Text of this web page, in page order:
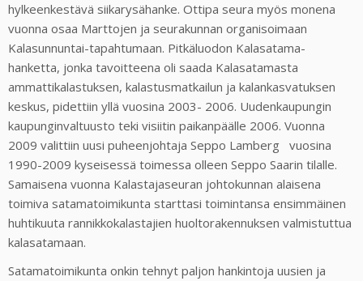
hylkeenkestävä siikarysähanke. Ottipa seura myös monena
vuonna osaa Marttojen ja seurakunnan organisoimaan
Kalasunnuntai-tapahtumaan. Pitkäluodon Kalasatama-
hanketta, jonka tavoitteena oli saada Kalasatamasta
ammattikalastuksen, kalastusmatkailun ja kalankasvatuksen
keskus, pidettiin yllä vuosina 2003- 2006. Uudenkaupungin
kaupunginvaltuusto teki visiitin paikanpäälle 2006. Vuonna
2009 valittiin uusi puheenjohtaja Seppo Lamberg vuosina
1990-2009 kyseisessä toimessa olleen Seppo Saarin tilalle.
Samaisena vuonna Kalastajaseuran johtokunnan alaisena
toimiva satamatoimikunta starttasi toimintansa ensimmäinen
huhtikuuta rannikkokalastajien huoltorakennuksen valmistuttua
kalasatamaan.
Satamatoimikunta onkin tehnyt paljon hankintoja uusien ja